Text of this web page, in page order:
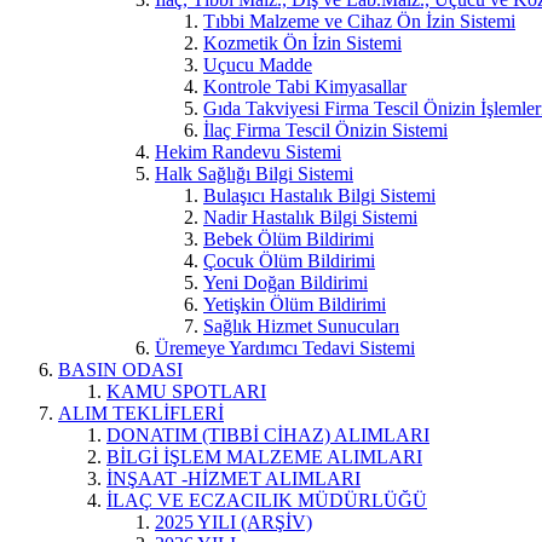
Tıbbi Malzeme ve Cihaz Ön İzin Sistemi
Kozmetik Ön İzin Sistemi
Uçucu Madde
Kontrole Tabi Kimyasallar
Gıda Takviyesi Firma Tescil Önizin
İlaç Firma Tescil Önizin Sistemi
Hekim Randevu Sistemi
Halk Sağlığı Bilgi Sistemi
Bulaşıcı Hastalık Bilgi Sistemi
Nadir Hastalık Bilgi Sistemi
Bebek Ölüm Bildirimi
Çocuk Ölüm Bildirimi
Yeni Doğan Bildirimi
Yetişkin Ölüm Bildirimi
Sağlık Hizmet Sunucuları
Üremeye Yardımcı Tedavi Sistemi
BASIN ODASI
KAMU SPOTLARI
ALIM TEKLİFLERİ
DONATIM (TIBBİ CİHAZ) ALIMLARI
BİLGİ İŞLEM MALZEME ALIMLARI
İNŞAAT -HİZMET ALIMLARI
İLAÇ VE ECZACILIK MÜDÜRLÜĞÜ
2025 YILI (ARŞİV)